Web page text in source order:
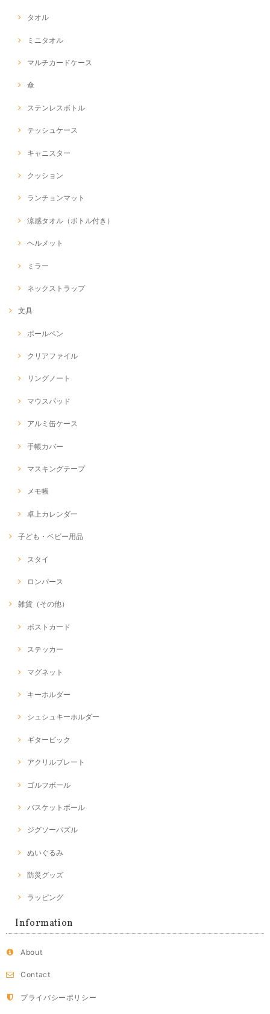
タオル
ミニタオル
マルチカードケース
傘
ステンレスボトル
テッシュケース
キャニスター
クッション
ランチョンマット
涼感タオル（ボトル付き）
ヘルメット
ミラー
ネックストラップ
文具
ボールペン
クリアファイル
リングノート
マウスパッド
アルミ缶ケース
手帳カバー
マスキングテープ
メモ帳
卓上カレンダー
子ども・ベビー用品
スタイ
ロンパース
雑貨（その他）
ポストカード
ステッカー
マグネット
キーホルダー
シュシュキーホルダー
ギターピック
アクリルプレート
ゴルフボール
バスケットボール
ジグソーパズル
ぬいぐるみ
防災グッズ
ラッピング
Information
About
Contact
プライバシーポリシー